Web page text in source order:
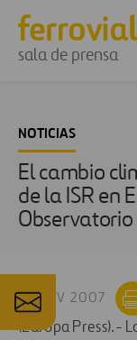
sala de prensa
NOTICIAS
El cambio
de la ISR en
Observatorio
27 NOV 2007
(Europa Press).-